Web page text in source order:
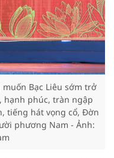
Bạc Liêu sớm trở
hạnh phúc, tràn ngập
tiếng hát vọng cổ, Đờn
phương Nam - Ảnh: